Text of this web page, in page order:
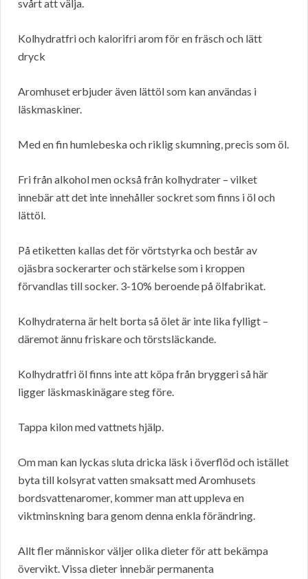
svårt att välja.
Kolhydratfri och kalorifri arom för en fräsch och lätt
dryck
Aromhuset erbjuder även lättöl som kan användas i
läskmaskiner.
Med en fin humlebeska och riklig skumning, precis som öl.
Fri från alkohol men också från kolhydrater – vilket
innebär att det inte innehåller sockret som finns i öl och
lättöl.
På etiketten kallas det för vörtstyrka och består av
ojäsbra sockerarter och stärkelse som i kroppen
förvandlas till socker. 3-10% beroende på ölfabrikat.
Kolhydraterna är helt borta så ölet är inte lika fylligt –
däremot ännu friskare och törstsläckande.
Kolhydratfri öl finns inte att köpa från bryggeri så här
ligger läskmaskinägare steg före.
Tappa kilon med vattnets hjälp.
Om man kan lyckas sluta dricka läsk i överflöd och istället
byta till kolsyrat vatten smaksatt med Aromhusets
bordsvattenaromer, kommer man att uppleva en
viktminskning bara genom denna enkla förändring.
Allt fler människor väljer olika dieter för att bekämpa
övervikt. Vissa dieter innebär permanenta